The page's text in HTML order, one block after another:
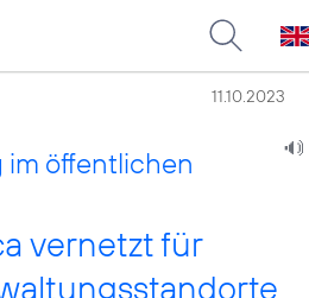
11.10.2023
öffentlichen
vernetzt für